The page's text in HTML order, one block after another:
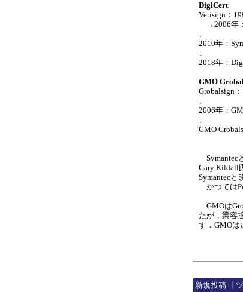
DigiCert
Verisign：
→2006年：
↓
2010年：
↓
2018年：
GMO
Grobalsign
↓
2006年：
↓
GMO
Symantec
Gary Kildall
Symantecと
かつては
GMOは
たが，業容
す．GMOは
新規投稿